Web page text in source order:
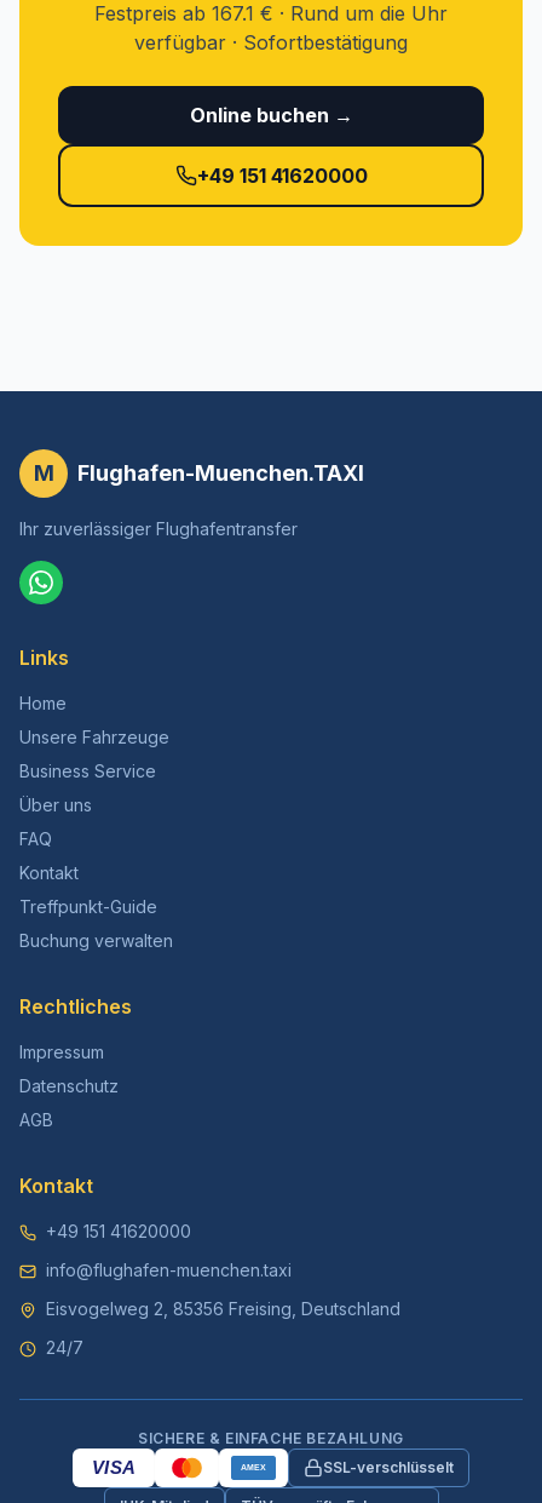
Festpreis ab 167.1 € · Rund um die Uhr
verfügbar · Sofortbestätigung
Online buchen →
+49 151 41620000
M Flughafen-Muenchen.TAXI
Ihr zuverlässiger Flughafentransfer
Links
Home
Unsere Fahrzeuge
Business Service
Über uns
FAQ
Kontakt
Treffpunkt-Guide
Buchung verwalten
Rechtliches
Impressum
Datenschutz
AGB
Kontakt
+49 151 41620000
info@flughafen-muenchen.taxi
Eisvogelweg 2, 85356 Freising, Deutschland
24/7
SICHERE & EINFACHE BEZAHLUNG
VISA AMEX SSL-verschlüsselt